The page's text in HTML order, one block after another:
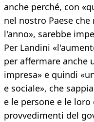
anche perché, con
nel nostro Paese
l'anno», sarebbe
Per Landini
per affermare anche
impresa» e quindi
e sociale», che
e le persone e le
provvedimenti del